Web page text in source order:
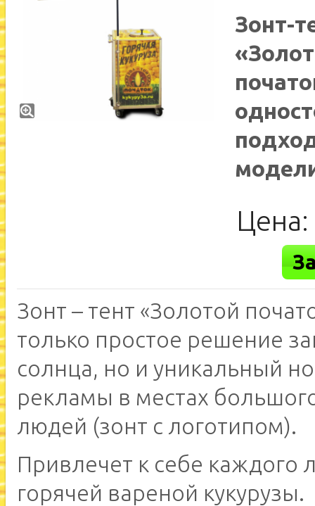
Зонт-
Цена:
Зонт – тент «Золотой
только простое решение
солнца, но и уникальный
рекламы в местах
людей (зонт с логотипом).
Привлечет к себе каждого
горячей вареной кукурузы.